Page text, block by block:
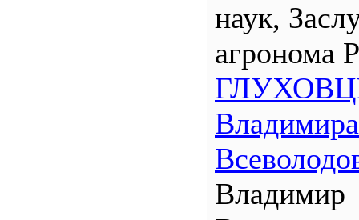
наук,
агронома
Владимира
Владимир